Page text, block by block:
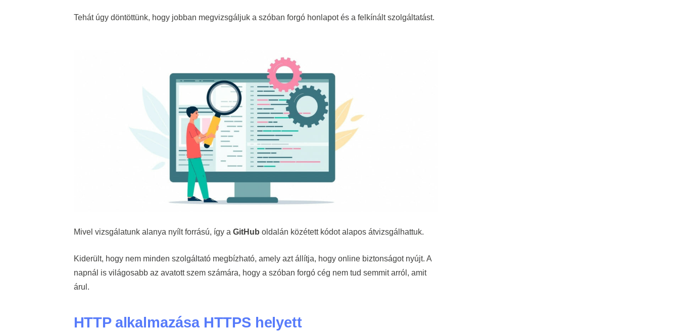
Tehát úgy döntöttünk, hogy jobban megvizsgáljuk a szóban forgó honlapot és a felkínált szolgáltatást.
Mivel vizsgálatunk alanya nyílt forrású, így a GitHub oldalán közétett kódot alapos átvizsgálhattuk.
Kiderült, hogy nem minden szolgáltató megbízható, amely azt állítja, hogy online biztonságot nyújt. A
napnál is világosabb az avatott szem számára, hogy a szóban forgó cég nem tud semmit arról, amit
árul.
HTTP alkalmazása HTTPS helyett